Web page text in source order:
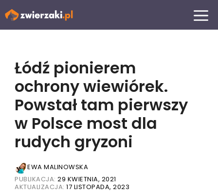
Przejdź
MENU
Łódź pionierem
ochrony wiewiórek.
Powstał tam pierwszy
w Polsce most dla
rudych gryzoni
EWA MALINOWSKA
PUBLIKACJA: 29 KWIETNIA, 2021
AKTUALIZACJA: 17 LISTOPADA, 2023